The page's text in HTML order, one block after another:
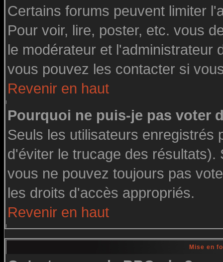
Certains forums peuvent limiter
Pour voir, lire, poster, etc. vous
le modérateur et l'administrateur
vous pouvez les contacter si
Revenir en haut
Pourquoi ne puis-je pas voter
Seuls les utilisateurs enregistrés
d'éviter le trucage des
vous ne pouvez toujours pas
les droits d'accès appropriés.
Revenir en haut
Mise en